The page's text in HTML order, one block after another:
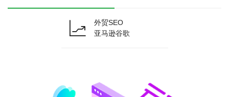
外贸SEO
亚马逊谷歌